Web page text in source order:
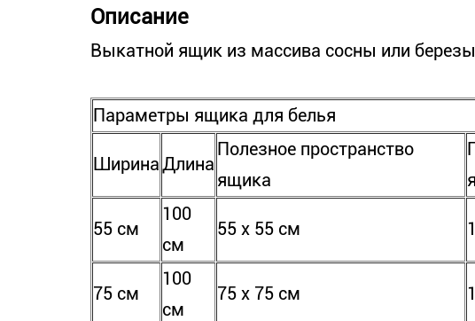
Описание
Выкатной ящик из массива сосны или
Параметры ящика для белья
ШиринаДлина
Полезное пространство
ящика
55 см
100
см
55 х 55 см
75 см
100
см
75 х 75 см